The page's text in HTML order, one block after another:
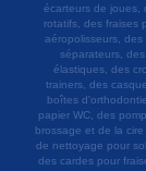
écarteurs de joues,
rotatifs, des fraises
aéropolisseurs,
séparateurs,
élastiques, des
trainers, des
boîtes
papier WC, des
brossage et de la
de nettoyage pour
des cardes pour